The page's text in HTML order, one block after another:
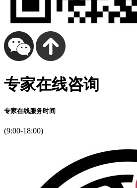
专家在线咨询
专家在线服务时间
(9:00-18:00)